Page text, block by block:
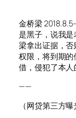
金桥梁
是黑子，说我
梁拿出证据，
权限，将到期
借，侵犯了本
——
（网贷第三方曝